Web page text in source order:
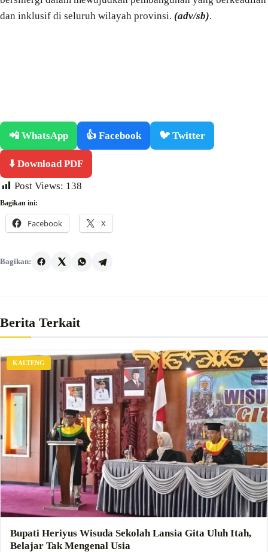
dan inklusif di seluruh wilayah provinsi. (adv/sb).
📲 WhatsApp 👍 Facebook 🐦 Twitter
⬇️ Download PDF
Post Views: 138
Bagikan ini:
Facebook X
Bagikan:
Berita Terkait
KALTENG
Bupati Heriyus Wisuda Sekolah Lansia Gita Uluh Itah,
Belajar Tak Mengenal Usia